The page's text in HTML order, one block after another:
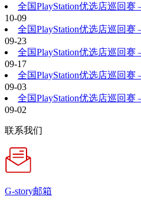
全国PlayStation优选店巡回
10-09
全国PlayStation优选店巡回
09-23
全国PlayStation优选店巡回
09-17
全国PlayStation优选店巡回
09-03
全国PlayStation优选店巡回
09-02
联系我们
G-story邮箱